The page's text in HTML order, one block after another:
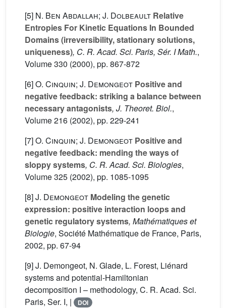
[5] N. Ben Abdallah; J. Dolbeault Relative
Entropies For Kinetic Equations In Bounded
Domains (irreversibility, stationary solutions,
uniqueness), C. R. Acad. Sci. Paris, Sér. I Math.,
Volume 330 (2000), pp. 867-872
[6]O. Cinquin; J. Demongeot Positive and
negative feedback: striking a balance between
necessary antagonists, J. Theoret. Biol.,
Volume 216 (2002), pp. 229-241
[7]O. Cinquin; J. Demongeot Positive and
negative feedback: mending the ways of
sloppy systems, C. R. Acad. Sci. Biologies,
Volume 325 (2002), pp. 1085-1095
[8]J. Demongeot Modeling the genetic
expression: positive interaction loops and
genetic regulatory systems, Mathématiques et
Biologie, Société Mathématique de France, Paris,
2002, pp. 67-94
[9] J. Demongeot, N. Glade, L. Forest, Liénard
systems and potential-Hamiltonian
decomposition I – methodology, C. R. Acad. Sci.
Paris, Ser. I, |
DOI